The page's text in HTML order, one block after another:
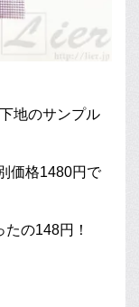
地のサンプル
価格1480円で
の148円！